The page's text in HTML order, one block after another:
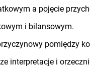
a pojęcie
i bilansowym.
pomiędzy
interpretacje i